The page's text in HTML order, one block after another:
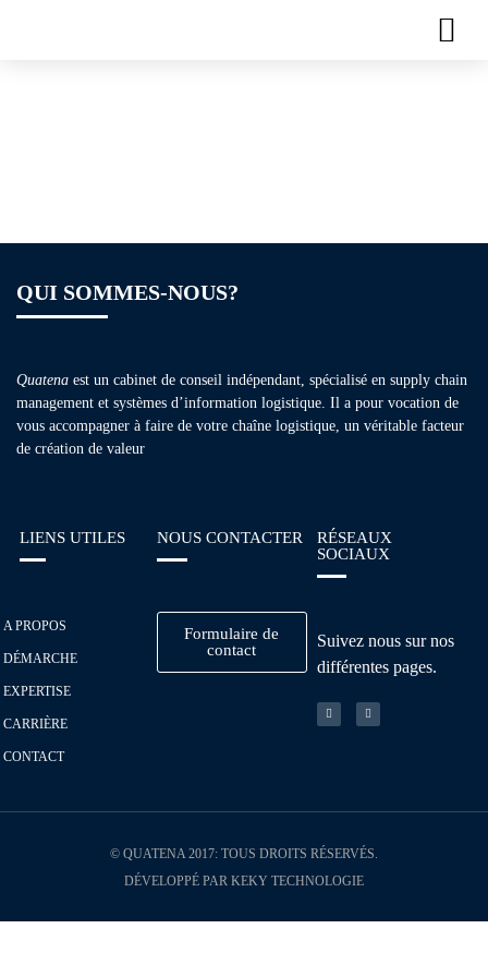
QUI SOMMES-NOUS?
Quatena est un cabinet de conseil indépendant, spécialisé en supply chain
management et systèmes d’information logistique. Il a pour vocation de
vous accompagner à faire de votre chaîne logistique, un véritable facteur
de création de valeur
LIENS UTILES
A PROPOS
DÉMARCHE
EXPERTISE
CARRIÈRE
CONTACT
NOUS CONTACTER
Formulaire de
contact
RÉSEAUX
SOCIAUX
Suivez nous sur nos
différentes pages.
© QUATENA 2017: TOUS DROITS RÉSERVÉS.
DÉVELOPPÉ PAR KEKY TECHNOLOGIE